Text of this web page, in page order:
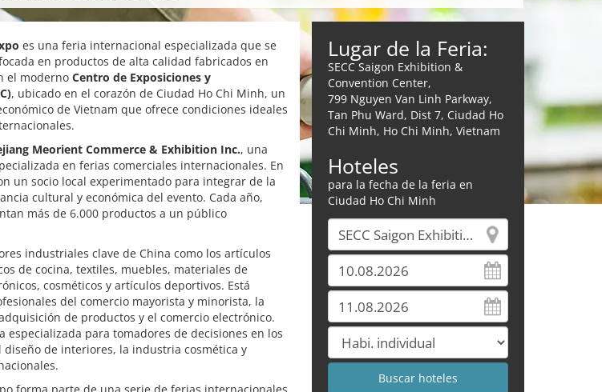
es una feria internacional especializada que se
en productos de alta calidad fabricados en
el moderno Centro de Exposiciones y
, ubicado en el corazón de Ciudad Ho Chi Minh, un
de Vietnam que ofrece condiciones ideales
Meorient Commerce & Exhibition Inc., una
en ferias comerciales internacionales. En
un socio local experimentado para integrar de la
cultural y económica del evento. Cada año,
más de 6.000 productos a un público
industriales clave de China como los artículos
de cocina, textiles, muebles, materiales de
cosméticos y artículos deportivos. Está
del comercio mayorista y minorista, la
de productos y el comercio electrónico.
especializada para tomadores de decisiones en los
diseño de interiores, la industria cosmética y
Lugar de la Feria:
SECC Saigon Exhibition &
Convention Center,
799 Nguyen Van Linh Parkway,
Tan Phu Ward, Dist 7, Ciudad Ho
Chi Minh, Ho Chi Minh, Vietnam
Hoteles
para la fecha de la feria en
Ciudad Ho Chi Minh